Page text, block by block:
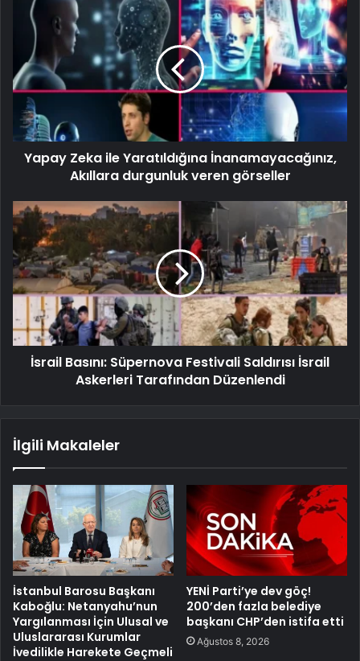
Yapay Zeka ile Yaratıldığına İnanamayacağınız,
Akıllara durgunluk veren görseller
İsrail Basını: Süpernova Festivali Saldırısı İsrail
Askerleri Tarafından Düzenlendi
İlgili Makaleler
İstanbul Barosu Başkanı
Kaboğlu: Netanyahu’nun
Yargılanması İçin Ulusal ve
Uluslararası Kurumlar
İvedilikle Harekete Geçmeli
YENİ Parti’ye dev göç!
200’den fazla belediye
başkanı CHP’den istifa etti
Ağustos 8, 2026